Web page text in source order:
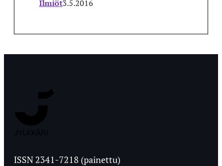
Ilmiöt3.5.2016
Ylioppilaslehti
ISSN 2341-7218 (painettu)